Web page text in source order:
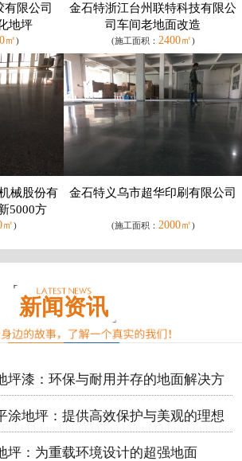
限公司
地坪
㎡)
金石特浙江台州联特科技有限公
司车间老地面改造
(施工面积： 2400㎡)
械股份有
5000方
㎡)
金石特义乌市超华印刷有限公司
(施工面积： 2000㎡)
新闻资讯
坪漆：环保与耐用并存的地面解决方
涂地坪：提供高效保护与美观的理想
坪：为重载环境设计的超强地面